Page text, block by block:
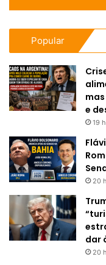
Popular
e
19
20
dar
20